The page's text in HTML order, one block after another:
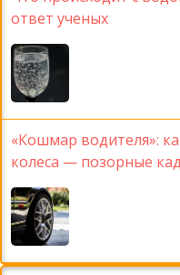
ответ ученых
«Кошмар водителя»:
колеса — позорные